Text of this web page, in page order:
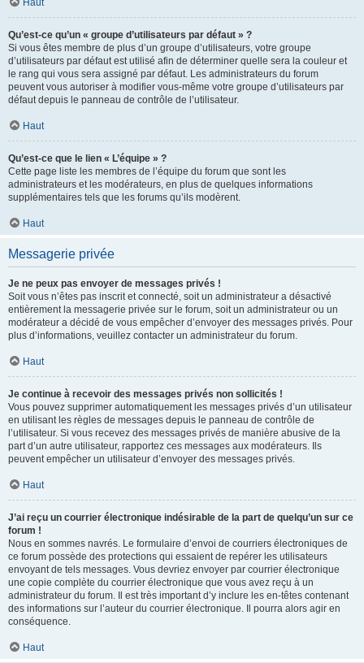
Haut
Qu’est-ce qu’un « groupe d’utilisateurs par défaut » ?
Si vous êtes membre de plus d’un groupe d’utilisateurs, votre groupe
d’utilisateurs par défaut est utilisé afin de déterminer quelle sera la couleur et
le rang qui vous sera assigné par défaut. Les administrateurs du forum
peuvent vous autoriser à modifier vous-même votre groupe d’utilisateurs par
défaut depuis le panneau de contrôle de l’utilisateur.
Haut
Qu’est-ce que le lien « L’équipe » ?
Cette page liste les membres de l’équipe du forum que sont les
administrateurs et les modérateurs, en plus de quelques informations
supplémentaires tels que les forums qu’ils modèrent.
Haut
Messagerie privée
Je ne peux pas envoyer de messages privés !
Soit vous n’êtes pas inscrit et connecté, soit un administrateur a désactivé
entièrement la messagerie privée sur le forum, soit un administrateur ou un
modérateur a décidé de vous empêcher d’envoyer des messages privés. Pour
plus d’informations, veuillez contacter un administrateur du forum.
Haut
Je continue à recevoir des messages privés non sollicités !
Vous pouvez supprimer automatiquement les messages privés d’un utilisateur
en utilisant les règles de messages depuis le panneau de contrôle de
l’utilisateur. Si vous recevez des messages privés de manière abusive de la
part d’un autre utilisateur, rapportez ces messages aux modérateurs. Ils
peuvent empêcher un utilisateur d’envoyer des messages privés.
Haut
J’ai reçu un courrier électronique indésirable de la part de quelqu’un sur ce
forum !
Nous en sommes navrés. Le formulaire d’envoi de courriers électroniques de
ce forum possède des protections qui essaient de repérer les utilisateurs
envoyant de tels messages. Vous devriez envoyer par courrier électronique
une copie complète du courrier électronique que vous avez reçu à un
administrateur du forum. Il est très important d’y inclure les en-têtes contenant
des informations sur l’auteur du courrier électronique. Il pourra alors agir en
conséquence.
Haut